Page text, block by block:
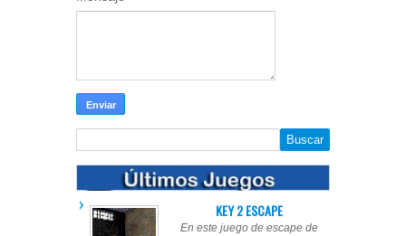
KEY 2 ESCAPE
En este juego de escape de